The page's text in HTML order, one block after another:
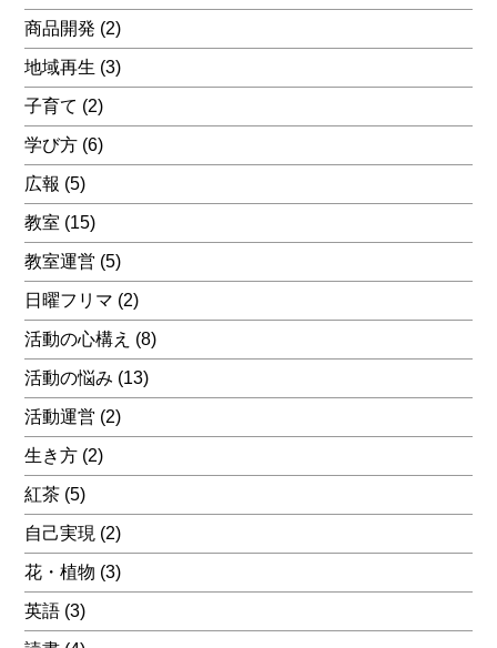
商品開発 (2)
地域再生 (3)
子育て (2)
学び方 (6)
広報 (5)
教室 (15)
教室運営 (5)
日曜フリマ (2)
活動の心構え (8)
活動の悩み (13)
活動運営 (2)
生き方 (2)
紅茶 (5)
自己実現 (2)
花・植物 (3)
英語 (3)